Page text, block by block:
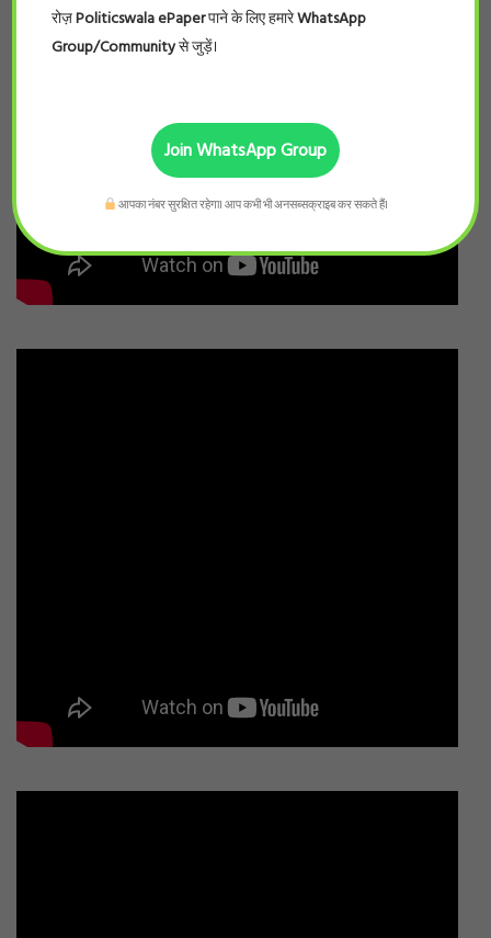
रोज़Politicswala ePaperपाने के लिए हमारेWhatsApp
Group/Communityसे जुड़ें।
Join WhatsApp Group
आपका नंबर सुरक्षित रहेगा। आप कभी भी अनसब्सक्राइब कर सकते हैं।